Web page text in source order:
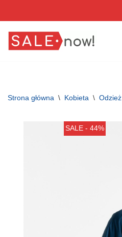
do
Strona główna \ Kobieta \ Odzież
SALE - 44%